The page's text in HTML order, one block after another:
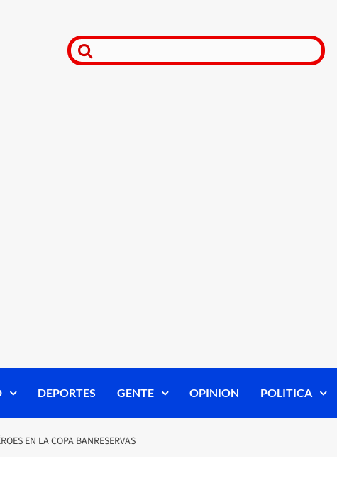
DEPORTES GENTE OPINION POLITICA
EN LA COPA BANRESERVAS